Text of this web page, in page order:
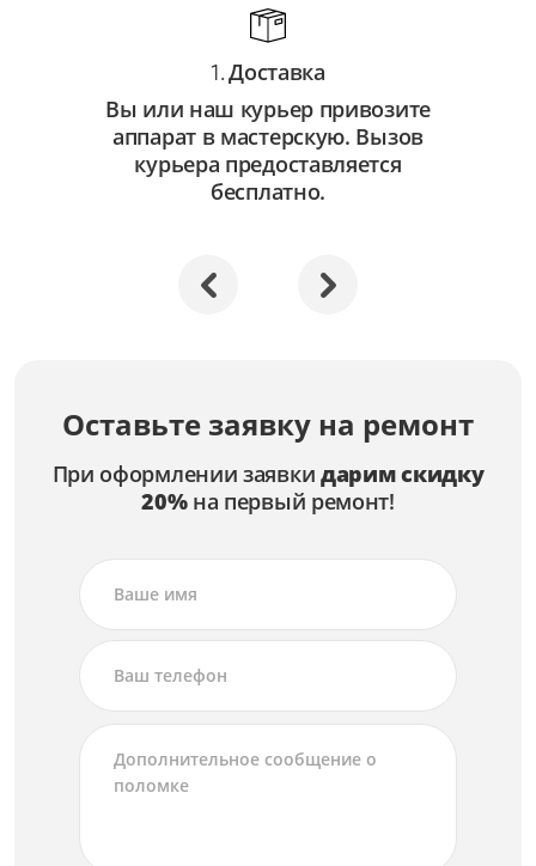
1.Доставка
Вы или наш курьер привозите
аппарат в мастерскую. Вызов
курьера предоставляется
бесплатно.
Оставьте заявку на ремонт
При оформлении заявки дарим скидку
20%на первый ремонт!